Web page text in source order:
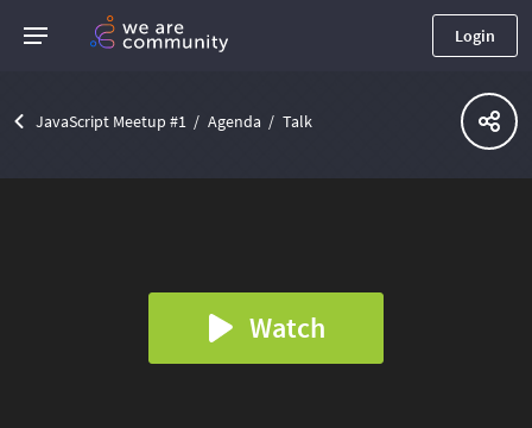
Login
JavaScript Meetup #1 Agenda Talk
Watch